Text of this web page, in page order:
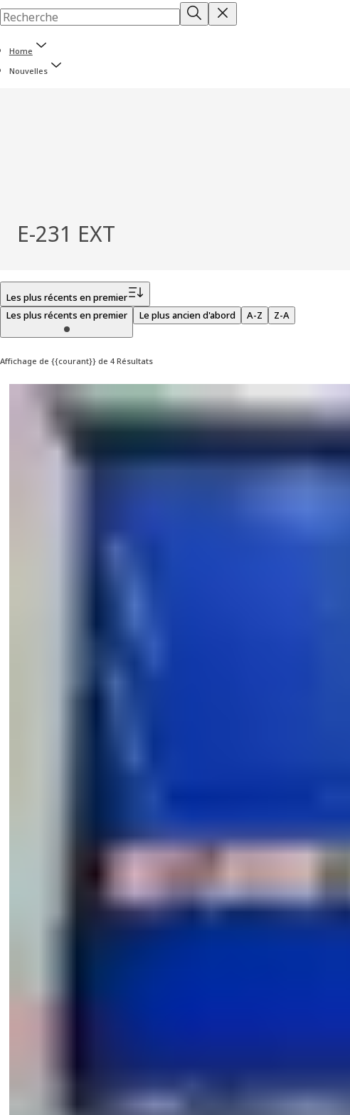
Home
Nouvelles
E-231 EXT
Les plus récents en premier
Les plus récents en premier
Le plus ancien d'abord A-Z Z-A
Affichage de {{courant}} de 4 Résultats